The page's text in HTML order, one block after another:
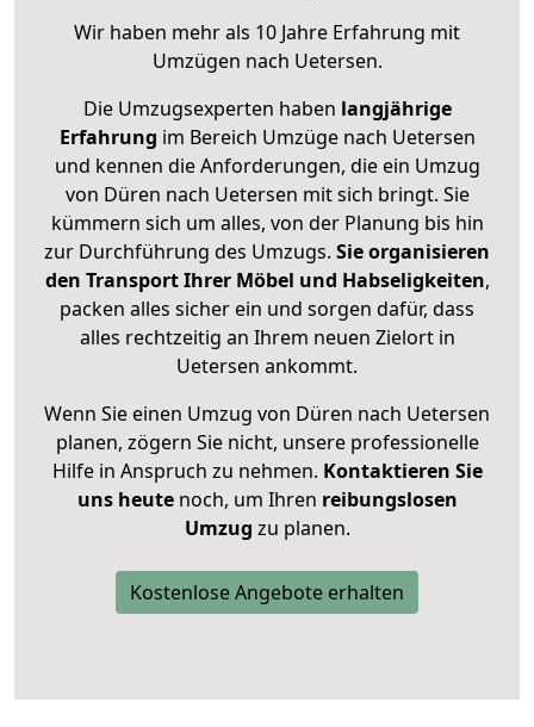
Wir haben mehr als 10 Jahre Erfahrung mit
Umzügen nach Uetersen.
Die Umzugsexperten haben langjährige
Erfahrung im Bereich Umzüge nach Uetersen
und kennen die Anforderungen, die ein Umzug
von Düren nach Uetersen mit sich bringt. Sie
kümmern sich um alles, von der Planung bis hin
zur Durchführung des Umzugs. Sie organisieren
den Transport Ihrer Möbel und Habseligkeiten,
packen alles sicher ein und sorgen dafür, dass
alles rechtzeitig an Ihrem neuen Zielort in
Uetersen ankommt.
Wenn Sie einen Umzug von Düren nach Uetersen
planen, zögern Sie nicht, unsere professionelle
Hilfe in Anspruch zu nehmen. Kontaktieren Sie
uns heutenoch, um Ihren reibungslosen
Umzug zu planen.
Kostenlose Angebote erhalten